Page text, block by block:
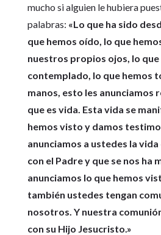
mucho si alguien le hubiera
palabras: «Lo que ha sido
que hemos oído, lo que
nuestros propios ojos, lo que
contemplado, lo que hemos
manos, esto les anunciamos
que es vida. Esta vida se
hemos visto y damos
anunciamos a ustedes la
con el Padre y que se nos ha
anunciamos lo que hemos
también ustedes tengan
nosotros. Y nuestra
con su Hijo Jesucristo.»